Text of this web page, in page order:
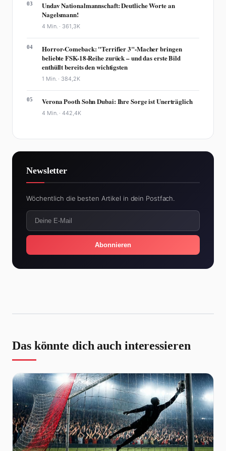
03
Undav Nationalmannschaft: Deutliche Worte an
Nagelsmann!
4 Min. · 361,3K
04
Horror-Comeback: "Terrifier 3"-Macher bringen
beliebte FSK-18-Reihe zurück – und das erste Bild
enthüllt bereits den wichtigsten
1 Min. · 384,2K
05 Verona Pooth Sohn Dubai: Ihre Sorge ist Unerträglich
4 Min. ·442,4K
Newsletter
Wöchentlich die besten Artikel in dein Postfach.
Abonnieren
Das könnte dich auch interessieren